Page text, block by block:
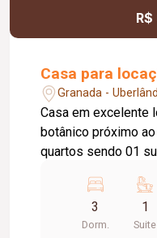
Casa para
Granada -
Casa em excelente
botânico próximo
quartos sendo 01
ambientes, cozinha
coifa e Coocktop,
gourmet com
3
Dorm.
1
Suite